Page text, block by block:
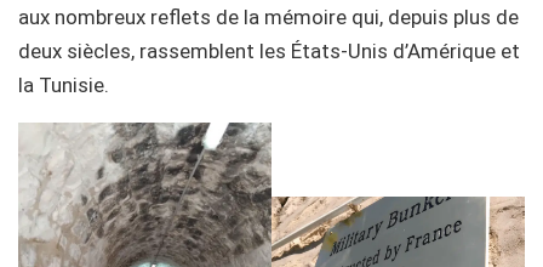
aux nombreux reflets de la mémoire qui, depuis plus de
deux siècles, rassemblent les États-Unis d’Amérique et
la Tunisie.